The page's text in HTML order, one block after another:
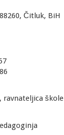
Čitluk, BiH
ravnateljica škole